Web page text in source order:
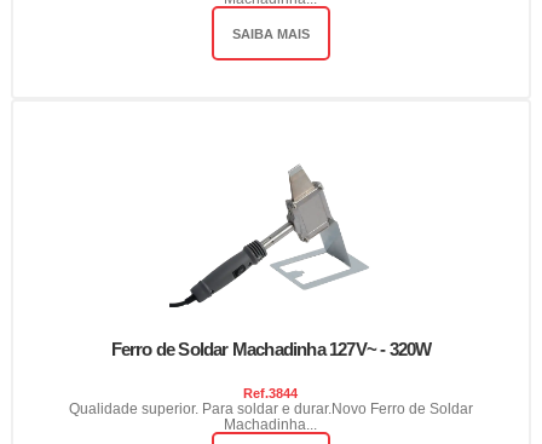
SAIBA MAIS
Ferro de Soldar Machadinha 127V~ - 320W
Ref.3844
Qualidade superior. Para soldar e durar.Novo Ferro de Soldar
Machadinha...